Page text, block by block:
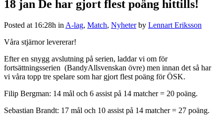
18 jan De har gjort flest poäng hittills!
Posted at 16:28h in A-lag, Match, Nyheter by Lennart Eriksson
Våra stjärnor levererar!
Efter en snygg avslutning på serien, laddar vi om för
fortsättningsserien (BandyAllsvenskan övre) men innan det så har
vi våra topp tre spelare som har gjort flest poäng för ÖSK.
Filip Bergman: 14 mål och 6 assist på 14 matcher = 20 poäng.
Sebastian Brandt: 17 mål och 10 assist på 14 matcher = 27 poäng.